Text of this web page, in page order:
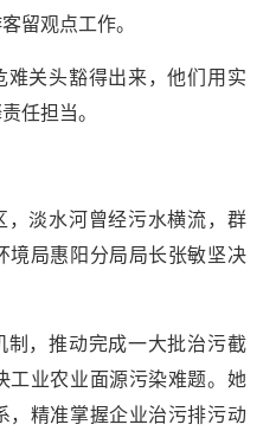
留观点工作。
难关头豁得出来，他们用实
任担当。
，淡水河曾经污水横流，群
境局惠阳分局局长张敏坚决
制，推动完成一大批治污截
工业农业面源污染难题。她
，精准掌握企业治污排污动